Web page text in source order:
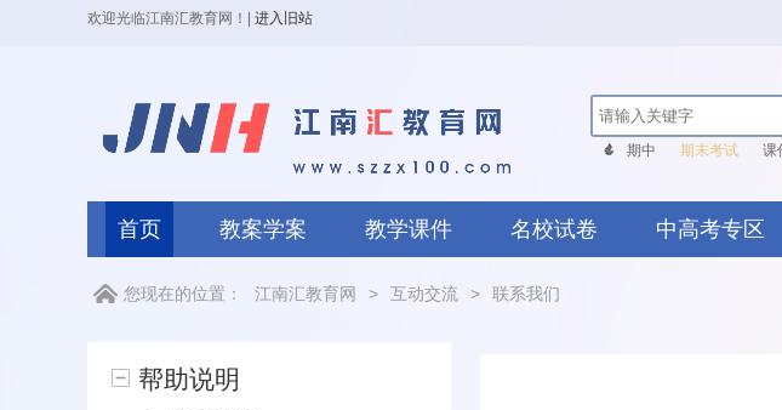
欢迎光临江南汇教育网！ 进入旧站
期中 期末考试 课
首页 教案学案 教学课件 名校试卷 中高考专区
您现在的位置： 江南汇教育网 > 互动交流 > 联系我们
帮助说明